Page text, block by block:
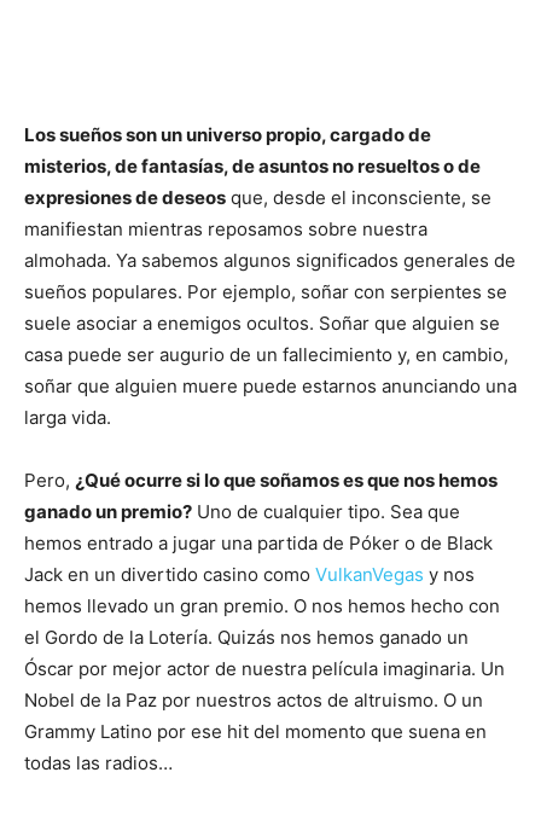
Los sueños son un universo propio, cargado de
misterios, de fantasías, de asuntos no resueltos o de
expresiones de deseos que, desde el inconsciente, se
manifiestan mientras reposamos sobre nuestra
almohada. Ya sabemos algunos significados generales de
sueños populares. Por ejemplo, soñar con serpientes se
suele asociar a enemigos ocultos. Soñar que alguien se
casa puede ser augurio de un fallecimiento y, en cambio,
soñar que alguien muere puede estarnos anunciando una
larga vida.
Pero, ¿Qué ocurre si lo que soñamos es que nos hemos
ganado un premio? Uno de cualquier tipo. Sea que
hemos entrado a jugar una partida de Póker o de Black
Jack en un divertido casino como VulkanVegas y nos
hemos llevado un gran premio. O nos hemos hecho con
el Gordo de la Lotería. Quizás nos hemos ganado un
Óscar por mejor actor de nuestra película imaginaria. Un
Nobel de la Paz por nuestros actos de altruismo. O un
Grammy Latino por ese hit del momento que suena en
todas las radios…